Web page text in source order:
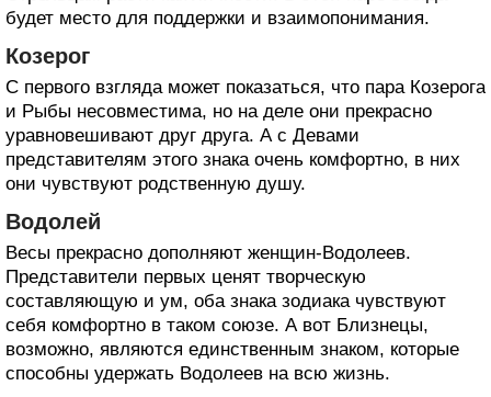
будет место для поддержки и взаимопонимания.
Козерог
С первого взгляда может показаться, что пара Козерога
и Рыбы несовместима, но на деле они прекрасно
уравновешивают друг друга. А с Девами
представителям этого знака очень комфортно, в них
они чувствуют родственную душу.
Водолей
Весы прекрасно дополняют женщин-Водолеев.
Представители первых ценят творческую
составляющую и ум, оба знака зодиака чувствуют
себя комфортно в таком союзе. А вот Близнецы,
возможно, являются единственным знаком, которые
способны удержать Водолеев на всю жизнь.